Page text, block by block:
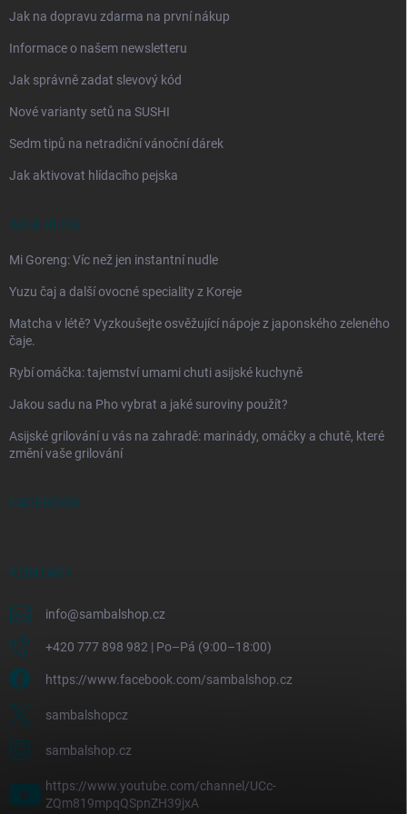
Jak na dopravu zdarma na první nákup
Informace o našem newsletteru
Jak správně zadat slevový kód
Nové varianty setů na SUSHI
Sedm tipů na netradiční vánoční dárek
Jak aktivovat hlídacího pejska
ASIA BLOG
Mi Goreng: Víc než jen instantní nudle
Yuzu čaj a další ovocné speciality z Koreje
Matcha v létě? Vyzkoušejte osvěžující nápoje z japonského zeleného
čaje.
Rybí omáčka: tajemství umami chuti asijské kuchyně
Jakou sadu na Pho vybrat a jaké suroviny použít?
Asijské grilování u vás na zahradě: marinády, omáčky a chutě, které
změní vaše grilování
FACEBOOK
KONTAKT
info@sambalshop.cz
+420 777 898 982 | Po–Pá (9:00–18:00)
https://www.facebook.com/sambalshop.cz
sambalshopcz
sambalshop.cz
https://www.youtube.com/channel/UCc-
ZQm819mpqQSpnZH39jxA